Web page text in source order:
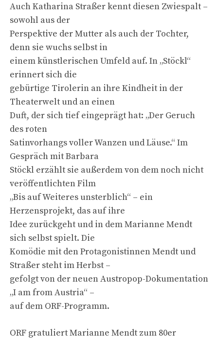
Auch Katharina Straßer kennt diesen Zwiespalt –
sowohl aus der
Perspektive der Mutter als auch der Tochter,
denn sie wuchs selbst in
einem künstlerischen Umfeld auf. In „Stöckl“
erinnert sich die
gebürtige Tirolerin an ihre Kindheit in der
Theaterwelt und an einen
Duft, der sich tief eingeprägt hat: „Der Geruch
des roten
Satinvorhangs voller Wanzen und Läuse.“ Im
Gespräch mit Barbara
Stöckl erzählt sie außerdem von dem noch nicht
veröffentlichten Film
„Bis auf Weiteres unsterblich“ – ein
Herzensprojekt, das auf ihre
Idee zurückgeht und in dem Marianne Mendt
sich selbst spielt. Die
Komödie mit den Protagonistinnen Mendt und
Straßer steht im Herbst –
gefolgt von der neuen Austropop-Dokumentation
„I am from Austria“ –
auf dem ORF-Programm.
ORF gratuliert Marianne Mendt zum 80er